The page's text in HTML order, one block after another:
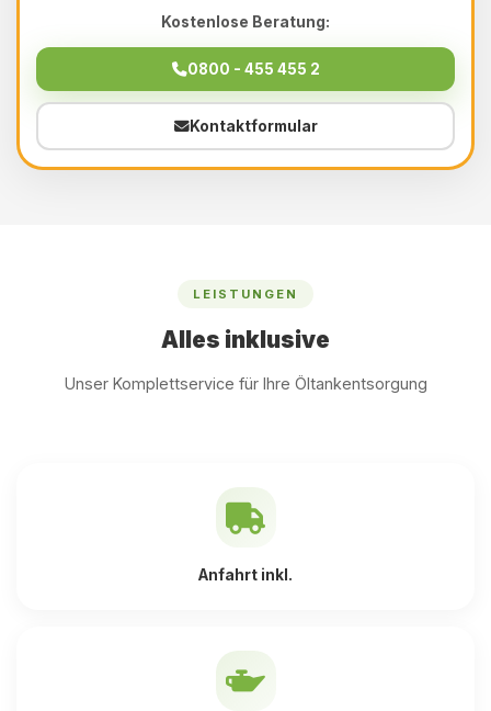
Kostenlose Beratung:
0800 - 455 455 2
Kontaktformular
LEISTUNGEN
Alles inklusive
Unser Komplettservice für Ihre Öltankentsorgung
Anfahrt inkl.